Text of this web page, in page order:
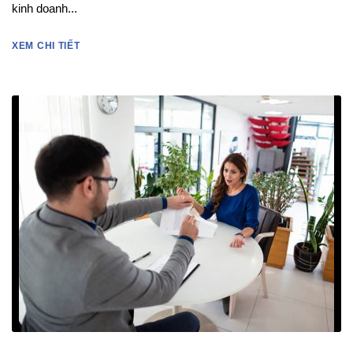
kinh doanh...
XEM CHI TIẾT